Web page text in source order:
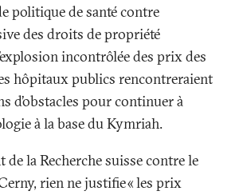
politique de santé contre
des droits de propriété
incontrôlée des prix des
hôpitaux publics rencontreraient
d’obstacles pour continuer à
à la base du Kymriah.
de la Recherche suisse contre le
rien ne justifie «les prix